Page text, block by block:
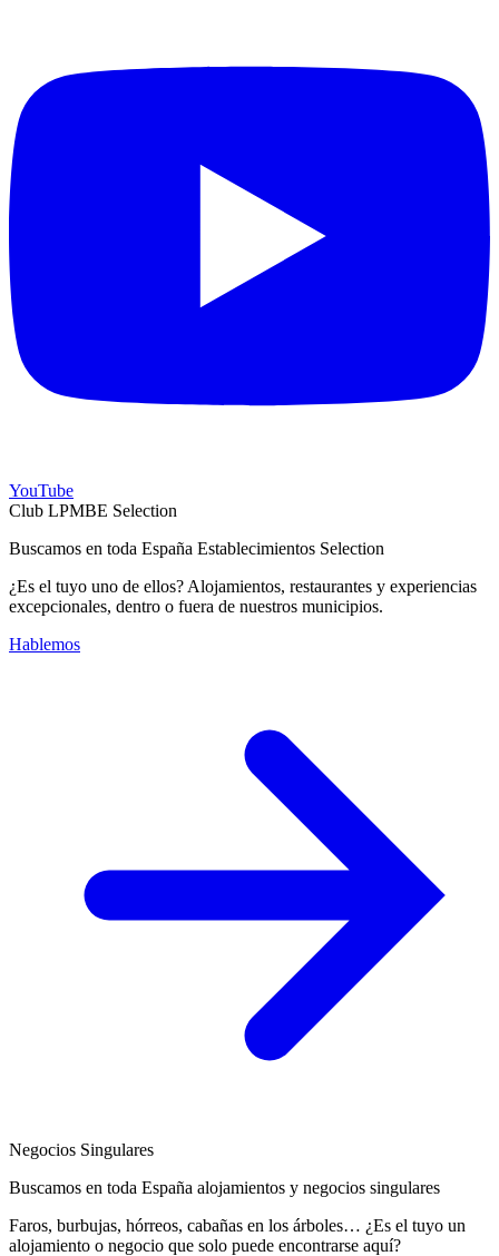
YouTube
Club LPMBE Selection
Buscamos en toda España Establecimientos Selection
¿Es el tuyo uno de ellos? Alojamientos, restaurantes y experiencias
excepcionales, dentro o fuera de nuestros municipios.
Hablemos
Negocios Singulares
Buscamos en toda España alojamientos y negocios singulares
Faros, burbujas, hórreos, cabañas en los árboles… ¿Es el tuyo un
alojamiento o negocio que solo puede encontrarse aquí?